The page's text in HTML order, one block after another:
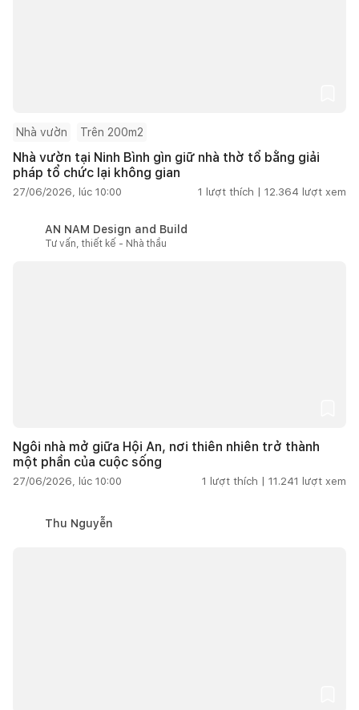
Nhà vườn Trên 200m2
Nhà vườn tại Ninh Bình gìn giữ nhà thờ tổ bằng giải
pháp tổ chức lại không gian
27/06/2026, lúc 10:00 1 lượt thích | 12.364 lượt xem
AN NAM Design and Build
Tư vấn, thiết kế - Nhà thầu
Ngôi nhà mở giữa Hội An, nơi thiên nhiên trở thành
một phần của cuộc sống
27/06/2026, lúc 10:00 1 lượt thích | 11.241 lượt xem
Thu Nguyễn